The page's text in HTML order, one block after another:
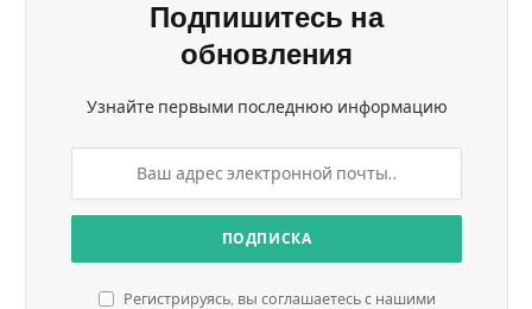
Подпишитесь на
обновления
Узнайте первыми последнюю информацию
Регистрируясь, вы соглашаетесь с нашими